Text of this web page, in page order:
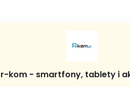
r-kom - smartfony, tablety i